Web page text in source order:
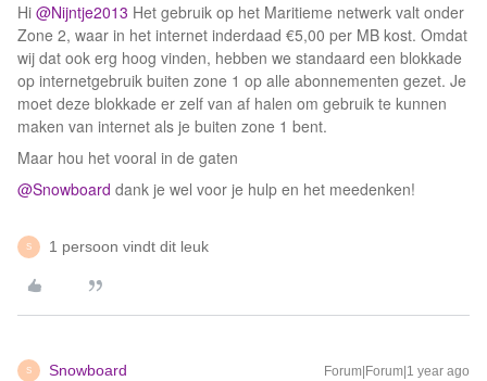
Hi @Nijntje2013 Het gebruik op het Maritieme netwerk valt onder
Zone 2, waar in het internet inderdaad €5,00 per MB kost. Omdat
wij dat ook erg hoog vinden, hebben we standaard een blokkade
op internetgebruik buiten zone 1 op alle abonnementen gezet. Je
moet deze blokkade er zelf van af halen om gebruik te kunnen
maken van internet als je buiten zone 1 bent.
Maar hou het vooral in de gaten
@Snowboard dank je wel voor je hulp en het meedenken!
S 1 persoon vindt dit leuk
S Snowboard Forum|Forum|1 year ago